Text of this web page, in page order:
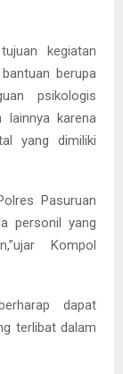
kegiatan
berupa
psikologis
lainnya karena
yang dimiliki
Pasuruan
personil yang
Kompol
dapat
terlibat dalam